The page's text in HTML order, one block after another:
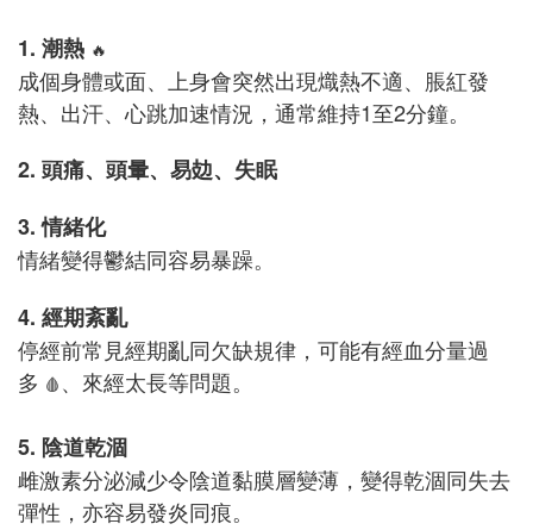
1. 潮熱 🔥
成個身體或面、上身會突然出現熾熱不適、脹紅發
熱、出汗、心跳加速情況，通常維持1至2分鐘。
2. 頭痛、頭暈、易攰、失眠
3. 情緒化
情緒變得鬱結同容易暴躁。
4. 經期紊亂
停經前常見經期亂同欠缺規律，可能有經血分量過
多 🩸 、來經太長等問題。
5. 陰道乾涸
雌激素分泌減少令陰道黏膜層變薄，變得乾涸同失去
彈性，亦容易發炎同痕。